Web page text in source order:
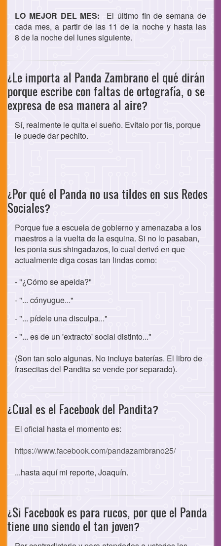
LO MEJOR DEL MES: El último fin de semana de
cada mes, a partir de las 11 de la noche y hasta las
8 de la noche del lunes siguiente.
¿Le importa al Panda Zambrano el qué dirán
porque escribe con faltas de ortografía, o se
expresa de esa manera al aire?
Sí, realmente le quita el sueño. Evítalo por fis, porque
le puede dar pechito.
¿Por qué el Panda no usa tildes en sus Redes
Sociales?
Porque fue a escuela de gobierno y amenazaba a los
maestros a la vuelta de la esquina. Si no lo pasaban,
les ponia sus shingadazos, lo cual derivó en que
actualmente diga cosas tan lindas como:
- "¿Cómo se apeida?"
- "... cónyugue..."
- "... pídele una disculpa..."
- "... es de un 'extracto' social distinto..."
(Son tan solo algunas. No incluye baterías. El libro de
frasecitas del Pandita se vende por separado).
¿Cual es el Facebook del Pandita?
El oficial hasta el momento es:
https://www.facebook.com/pandazambrano25/
...hasta aquí mi reporte, Joaquín.
¿Si Facebook es para rucos, por que el Panda
tiene uno siendo el tan joven?